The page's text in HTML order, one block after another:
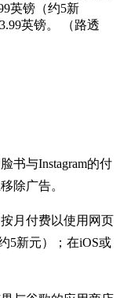
英镑（约5新
英镑。 （路透
书与Instagram的付
除广告。
月付费以使用网页
5新元）；在iOS或